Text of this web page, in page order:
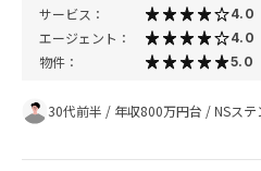
サービス： 4.0
エージェント： 4.0
物件： 5.0
30代前半 / 年収800万円台 /NSス